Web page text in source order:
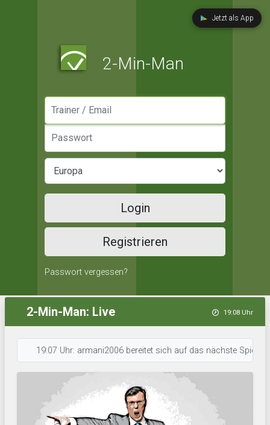
Jetzt als App
2-Min-Man
Login
Registrieren
Passwort vergessen?
2-Min-Man: Live 19:08 Uhr
19:07 Uhr: armani2006 bereitet sich auf das nächste Spiel vor. •